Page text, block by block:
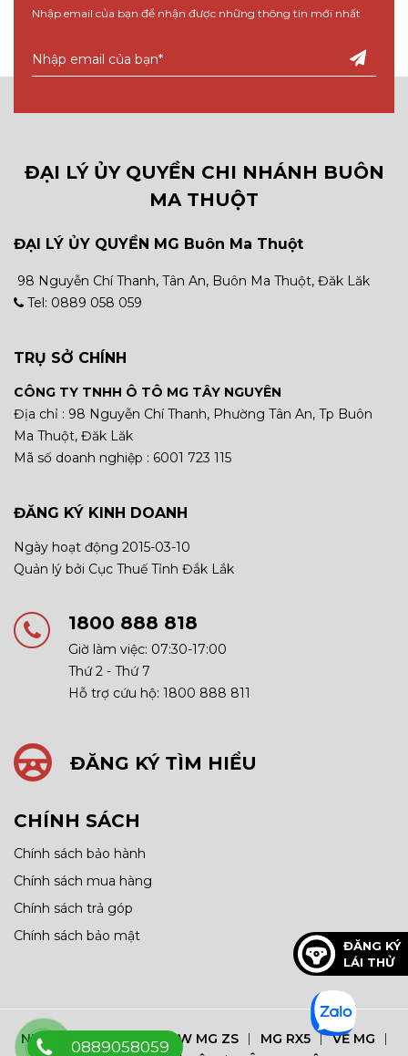
Nhập email của bạn để nhận được những thông tin mới nhất
ĐẠI LÝ ỦY QUYỀN CHI NHÁNH BUÔN
MA THUỘT
ĐẠI LÝ ỦY QUYỀN MG Buôn Ma Thuột
98 Nguyễn Chí Thanh, Tân An, Buôn Ma Thuột, Đăk Lăk
Tel: 0889 058 059
TRỤ SỞ CHÍNH
CÔNG TY TNHH Ô TÔ MG TÂY NGUYÊN
Địa chỉ : 98 Nguyễn Chí Thanh, Phường Tân An, Tp Buôn
Ma Thuột, Đăk Lăk
Mã số doanh nghiệp : 6001 723 115
ĐĂNG KÝ KINH DOANH
Ngày hoạt động 2015-03-10
Quản lý bởi Cục Thuế Tỉnh Đắk Lắk
1800 888 818
Giờ làm việc: 07:30-17:00
Thứ 2 - Thứ 7
Hỗ trợ cứu hộ: 1800 888 811
ĐĂNG KÝ TÌM HIỂU
CHÍNH SÁCH
Chính sách bảo hành
Chính sách mua hàng
Chính sách trả góp
Chính sách bảo mật
NEW MG5 MG5 NEW MG ZS MG RX5
VỀ MG
0889058059
ĐĂNG KÝ
LÁI THỬ